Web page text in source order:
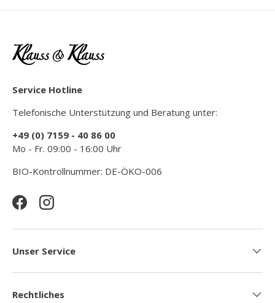
Service Hotline
Telefonische Unterstützung und Beratung unter:
+49 (0) 7159 - 40 86 00
Mo - Fr. 09:00 - 16:00 Uhr
BIO-Kontrollnummer: DE-ÖKO-006
FacebookInstagram
Unser Service
Rechtliches